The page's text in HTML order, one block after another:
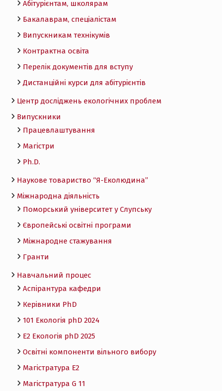
Абітурієнтам, школярам
Бакалаврам, спеціалістам
Випускникам технікумів
Контрактна освіта
Перелік документів для вступу
Дистанційні курси для абітурієнтів
Центр досліджень екологічних проблем
Випускники
Працевлаштування
Магістри
Ph.D.
Наукове товариство “Я-Еколюдина”
Міжнародна діяльність
Поморський університет у Слупську
Європейські освітні програми
Міжнародне стажування
Гранти
Навчальний процес
Аспірантура кафедри
Керівники PhD
101 Екологія phD 2024
Е2 Екологія phD 2025
Освітні компоненти вільного вибору
Магістратура E2
Магістратура G 11